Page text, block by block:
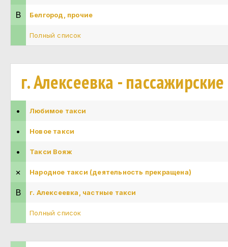
В Белгород, прочие
Полный список
г. Алексеевка -
• Любимое такси
• Новое такси
• Такси Вояж
× Народное такси (деятельность прекращена)
В г. Алексеевка, частные такси
Полный список